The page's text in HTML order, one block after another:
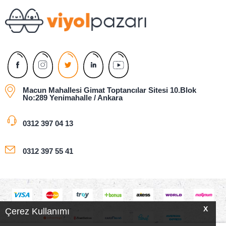
X
Çerez Kullanımı
Macun Mahallesi Gimat Toptancılar Sitesi 10.Blok
No:289 Yenimahalle / Ankara
0312 397 04 13
0312 397 55 41